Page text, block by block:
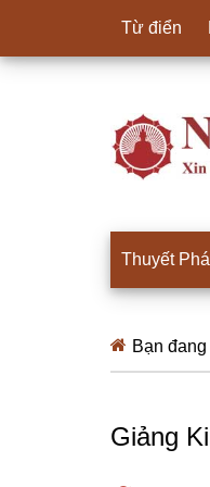
Từ điển
Thuyết
Bạn
Giảng